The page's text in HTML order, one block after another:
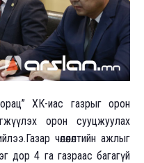
ХК-иас газрыг орон
орон сууцжуулах
чөлөөлөлтийн ажлыг
дор 4 га газраас багагүй